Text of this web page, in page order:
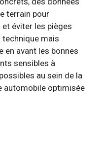
terrain pour
éviter les pièges
technique mais
en avant les bonnes
sensibles à
au sein de la
automobile optimisée